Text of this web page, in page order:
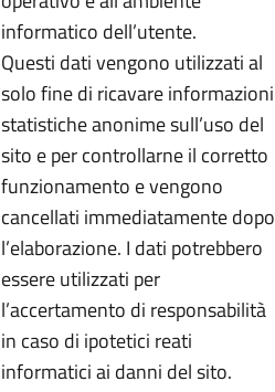
informatico dell’utente.
Questi dati vengono utilizzati al
solo fine di ricavare informazioni
statistiche anonime sull’uso del
sito e per controllarne il corretto
funzionamento e vengono
cancellati immediatamente dopo
l’elaborazione. I dati potrebbero
essere utilizzati per
l’accertamento di responsabilità
in caso di ipotetici reati
informatici ai danni del sito.